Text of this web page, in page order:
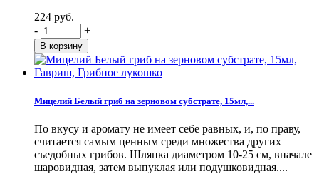
224 руб.
-
+
Мицелий Белый гриб на зерновом субстрате, 15мл,...
По вкусу и аромату не имеет себе равных, и, по праву,
считается самым ценным среди множества других
съедобных грибов. Шляпка диаметром 10-25 см, вначале
шаровидная, затем выпуклая или подушковидная....